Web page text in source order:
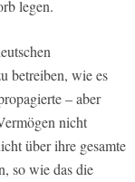
legen.
betreiben, wie es
– aber
nicht
über ihre gesamte
so wie das die